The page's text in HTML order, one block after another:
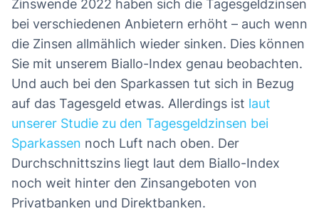
Zinswende 2022 haben sich die Tagesgeldzinsen
bei verschiedenen Anbietern erhöht – auch wenn
die Zinsen allmählich wieder sinken. Dies können
Sie mit unserem Biallo-Index genau beobachten.
Und auch bei den Sparkassen tut sich in Bezug
auf das Tagesgeld etwas. Allerdings ist laut
unserer Studie zu den Tagesgeldzinsen bei
Sparkassen noch Luft nach oben. Der
Durchschnittszins liegt laut dem Biallo-Index
noch weit hinter den Zinsangeboten von
Privatbanken und Direktbanken.